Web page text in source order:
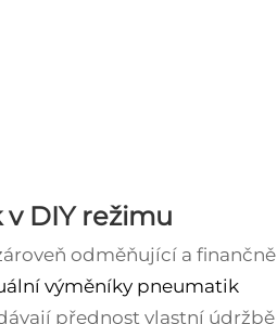
DIY režimu
odměňující a finančně
výměníky pneumatik
přednost vlastní údržbě